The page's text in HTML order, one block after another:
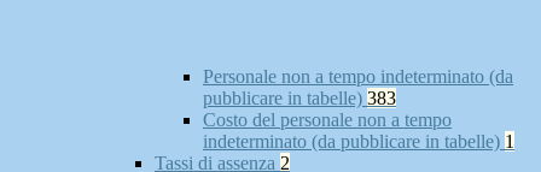
Personale non a tempo indeterminato (da
pubblicare in tabelle) 383
Costo del personale non a tempo
indeterminato (da pubblicare in tabelle) 1
Tassi di assenza 2